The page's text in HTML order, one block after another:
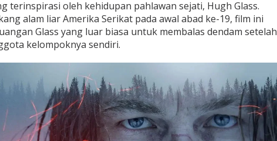
terinspirasi oleh kehidupan pahlawan sejati, Hugh Glass.
alam liar Amerika Serikat pada awal abad ke-19, film ini
Glass yang luar biasa untuk membalas dendam setelah
kelompoknya sendiri.